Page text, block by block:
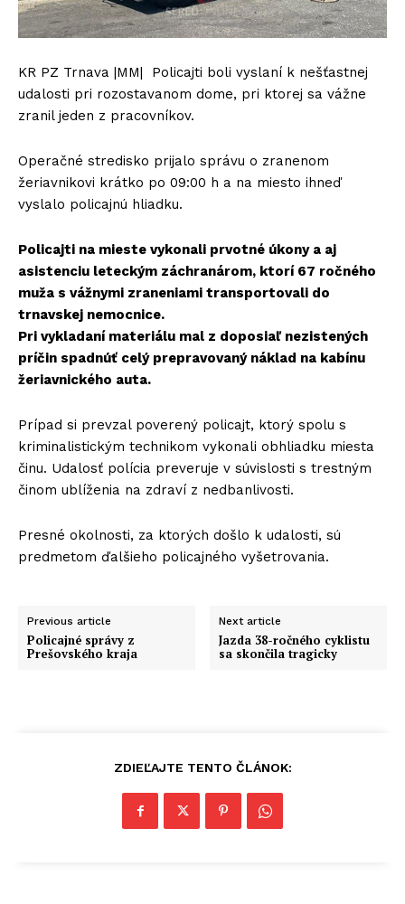
KR PZ Trnava |MM| Policajti boli vyslaní k nešťastnej
udalosti pri rozostavanom dome, pri ktorej sa vážne
zranil jeden z pracovníkov.
Operačné stredisko prijalo správu o zranenom
žeriavnikovi krátko po 09:00 h a na miesto ihneď
vyslalo policajnú hliadku.
Policajti na mieste vykonali prvotné úkony a aj
asistenciu leteckým záchranárom, ktorí 67 ročného
muža s vážnymi zraneniami transportovali do
trnavskej nemocnice.
Pri vykladaní materiálu mal z doposiaľ nezistených
príčin spadnúť celý prepravovaný náklad na kabínu
žeriavnického auta.
Prípad si prevzal poverený policajt, ktorý spolu s
kriminalistickým technikom vykonali obhliadku miesta
činu. Udalosť polícia preveruje v súvislosti s trestným
činom ublíženia na zdraví z nedbanlivosti.
Presné okolnosti, za ktorých došlo k udalosti, sú
predmetom ďalšieho policajného vyšetrovania.
Previous article
Policajné správy z
Prešovského kraja
Next article
Jazda 38-ročného cyklistu
sa skončila tragicky
ZDIEĽAJTE TENTO ČLÁNOK: